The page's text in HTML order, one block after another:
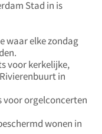
Stad in is
waar elke zondag
voor kerkelijke,
in
voor orgelconcerten
wonen in